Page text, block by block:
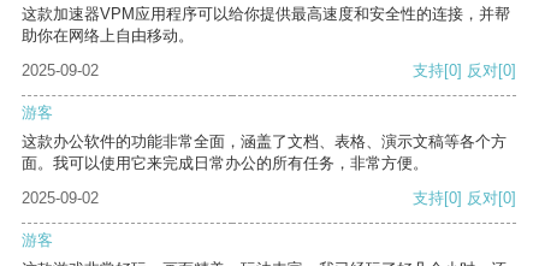
这款加速器VPM应用程序可以给你提供最高速度和安全性的连接，并帮
助你在网络上自由移动。
2025-09-02
支持[0] 反对[0]
游客
这款办公软件的功能非常全面，涵盖了文档、表格、演示文稿等各个方
面。我可以使用它来完成日常办公的所有任务，非常方便。
2025-09-02
支持[0] 反对[0]
游客